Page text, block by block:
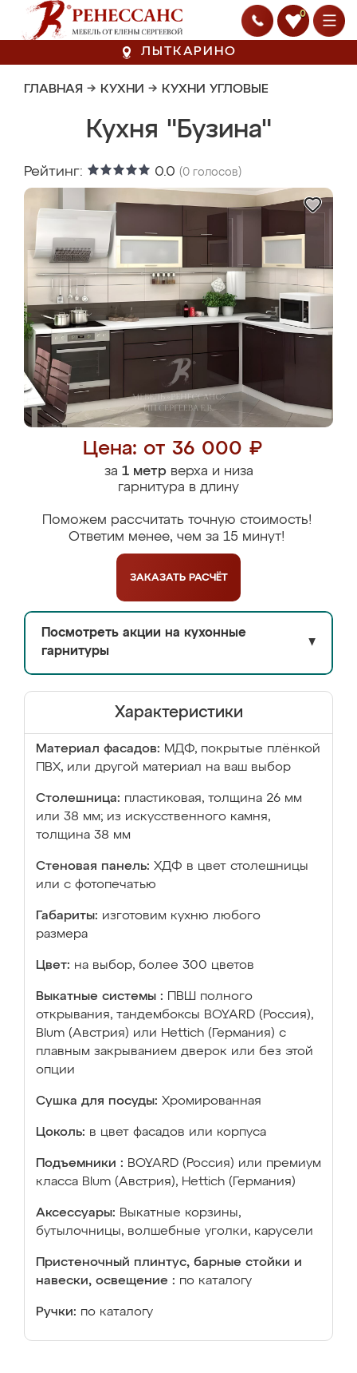
0
ЛЫТКАРИНО
ГЛАВНАЯ → КУХНИ → КУХНИ УГЛОВЫЕ
Кухня "Бузина"
Рейтинг: 0.0 (0 голосов)
Цена: от 36 000 ₽
за 1 метрверха и низа
гарнитура в длину
Поможем рассчитать точную стоимость!
Ответим менее, чем за 15 минут!
ЗАКАЗАТЬ РАСЧЁТ
Посмотреть акции на кухонные
гарнитуры
▼
Характеристики
Материал фасадов: МДФ, покрытые плёнкой
ПВХ, или другой материал на ваш выбор
Столешница: пластиковая, толщина 26 мм
или 38 мм; из искусственного камня,
толщина 38 мм
Стеновая панель: ХДФ в цвет столешницы
или с фотопечатью
Габариты: изготовим кухню любого
размера
Цвет: на выбор, более 300 цветов
Выкатные системы :
ПВШ полного
открывания, тандембоксы BOYARD (Россия),
Blum (Австрия) или Hettich (Германия) с
плавным закрыванием дверок или без этой
опции
Сушка для посуды: Хромированная
Цоколь: в цвет фасадов или корпуса
Подъемники : BOYARD (Россия) или премиум
класса Blum (Австрия), Hettich (Германия)
Аксессуары: Выкатные корзины,
бутылочницы, волшебные уголки, карусели
Пристеночный плинтус, барные стойки и
навески, освещение : по каталогу
Ручки: по каталогу